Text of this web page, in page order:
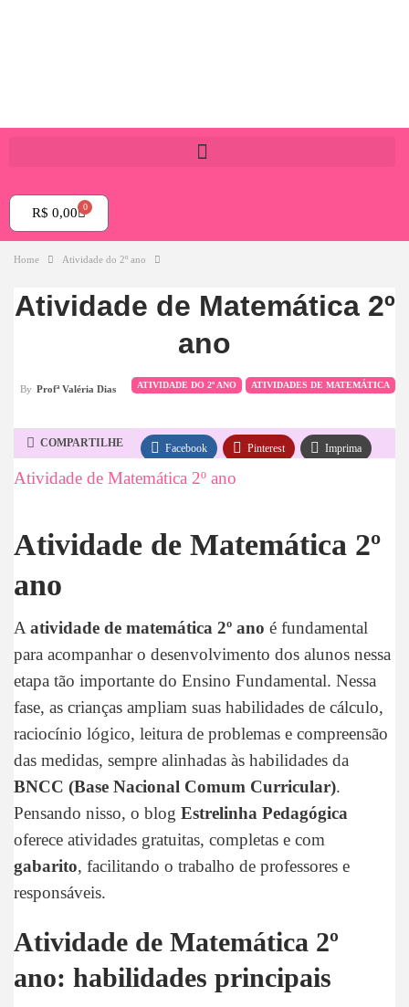
R$ 0,00 0
Home Atividade do 2º ano
Atividade de Matemática 2º
ano
ATIVIDADE DO 2º ANO ATIVIDADES DE MATEMÁTICA
By Profª Valéria Dias
COMPARTILHE Facebook Pinterest Imprima
Atividade de Matemática 2º ano
Atividade de Matemática 2º
ano
Aatividade de matemática 2º ano é fundamental
para acompanhar o desenvolvimento dos alunos nessa
etapa tão importante do Ensino Fundamental. Nessa
fase, as crianças ampliam suas habilidades de cálculo,
raciocínio lógico, leitura de problemas e compreensão
das medidas, sempre alinhadas às habilidades da
BNCC (Base Nacional Comum Curricular).
Pensando nisso, o blog Estrelinha Pedagógica
oferece atividades gratuitas, completas e com
gabarito, facilitando o trabalho de professores e
responsáveis.
Atividade de Matemática 2º
ano: habilidades principais